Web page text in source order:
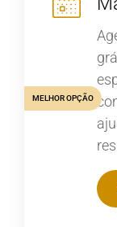
MELHOR OPÇÃO